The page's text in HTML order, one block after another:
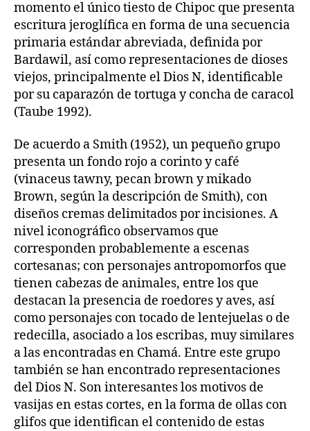
momento el único tiesto de Chipoc que presenta
escritura jeroglífica en forma de una secuencia
primaria estándar abreviada, definida por
Bardawil, así como representaciones de dioses
viejos, principalmente el Dios N, identificable
por su caparazón de tortuga y concha de caracol
(Taube 1992).
De acuerdo a Smith (1952), un pequeño grupo
presenta un fondo rojo a corinto y café
(vinaceus tawny, pecan brown y mikado
Brown, según la descripción de Smith), con
diseños cremas delimitados por incisiones. A
nivel iconográfico observamos que
corresponden probablemente a escenas
cortesanas; con personajes antropomorfos que
tienen cabezas de animales, entre los que
destacan la presencia de roedores y aves, así
como personajes con tocado de lentejuelas o de
redecilla, asociado a los escribas, muy similares
a las encontradas en Chamá. Entre este grupo
también se han encontrado representaciones
del Dios N. Son interesantes los motivos de
vasijas en estas cortes, en la forma de ollas con
glifos que identifican el contenido de estas